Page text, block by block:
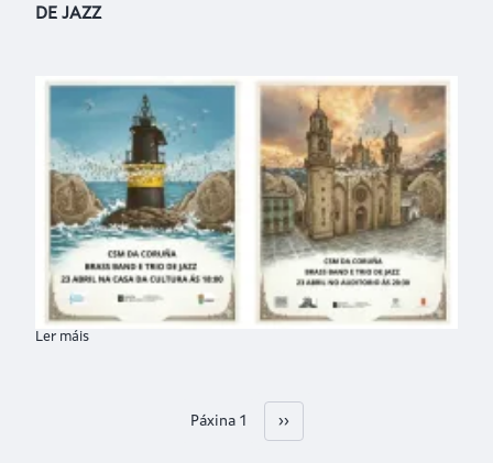
DE JAZZ
Ler máis
Paxinación
Páxina 1 Páxina Seguinte
››